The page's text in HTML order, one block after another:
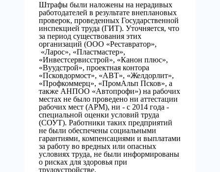
Штрафы были наложены на нерадивых
работодателей в результате внеплановых
проверок, проведенных Государственной
инспекцией труда (ГИТ). Уточняется, что
за период существования этих
организаций (ООО «Реставратор»,
«Ларос», «Пластмастер»,
«Инвестсервисстрой», «Канон плюс»,
«Вуудстрой», проектная контора
«Псковдормост», «АВТ», «Желдорлит»,
«Профкоммерц», «ПромАльп Псков», а
также АНПОО «Автопрофи») на рабочих
местах не было проведено ни аттестации
рабочих мест (АРМ), ни - с 2014 года -
специальной оценки условий труда
(СОУТ). Работники таких предприятий
не были обеспечены социальными
гарантиями, компенсациями и выплатами
за работу во вредных или опасных
условиях труда, не были информированы
о рисках для здоровья при
трудоустройстве.